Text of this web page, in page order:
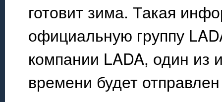
готовит зима. Такая
официальную группу
компании LADA, один из
времени будет